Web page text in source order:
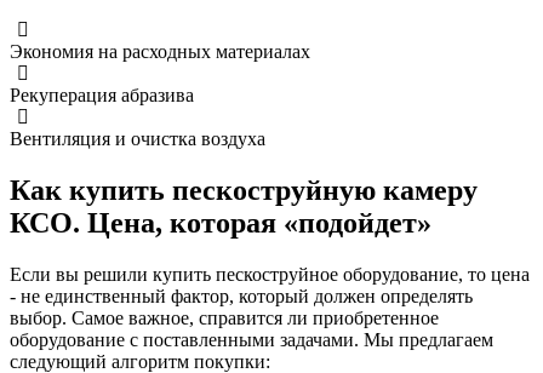
Экономия на расходных материалах
Рекуперация абразива
Вентиляция и очистка воздуха
Как купить пескоструйную камеру
КСО. Цена, которая «подойдет»
Если вы решили купить пескоструйное оборудование, то цена
- не единственный фактор, который должен определять
выбор. Самое важное, справится ли приобретенное
оборудование с поставленными задачами. Мы предлагаем
следующий алгоритм покупки: